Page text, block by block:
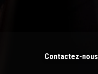
Contactez-nous